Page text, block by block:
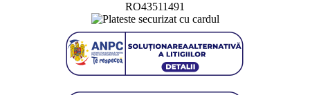
RO43511491